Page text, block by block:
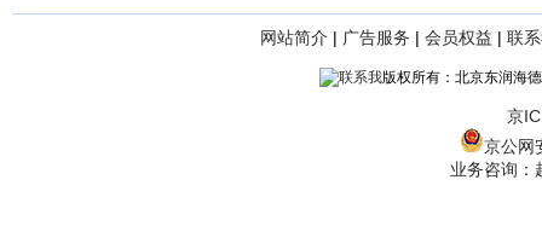
网站简介 | 广告服务 | 会员权益 | 联
版权所有：北京东润海
京
京公网
业务咨询：